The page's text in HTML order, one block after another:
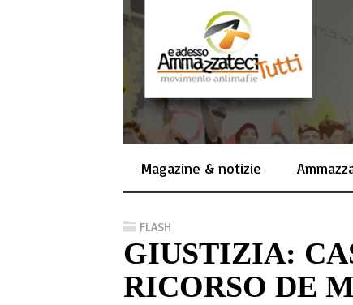
Magazine & notizie
FLASH
GIUSTIZIA:
RICORSO DE